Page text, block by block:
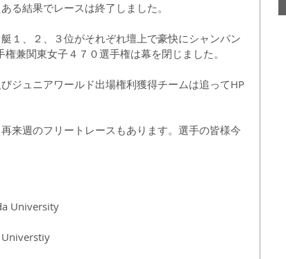
る結果でレースは終了しました。
１、２、３位がそれぞれ壇上で豪快にシャンパン
兼関東女子４７０選手権は幕を閉じました。
ジュニアワールド出場権利獲得チームは追ってHP
来週のフリートレースもあります。選手の皆様今
University
Universtiy